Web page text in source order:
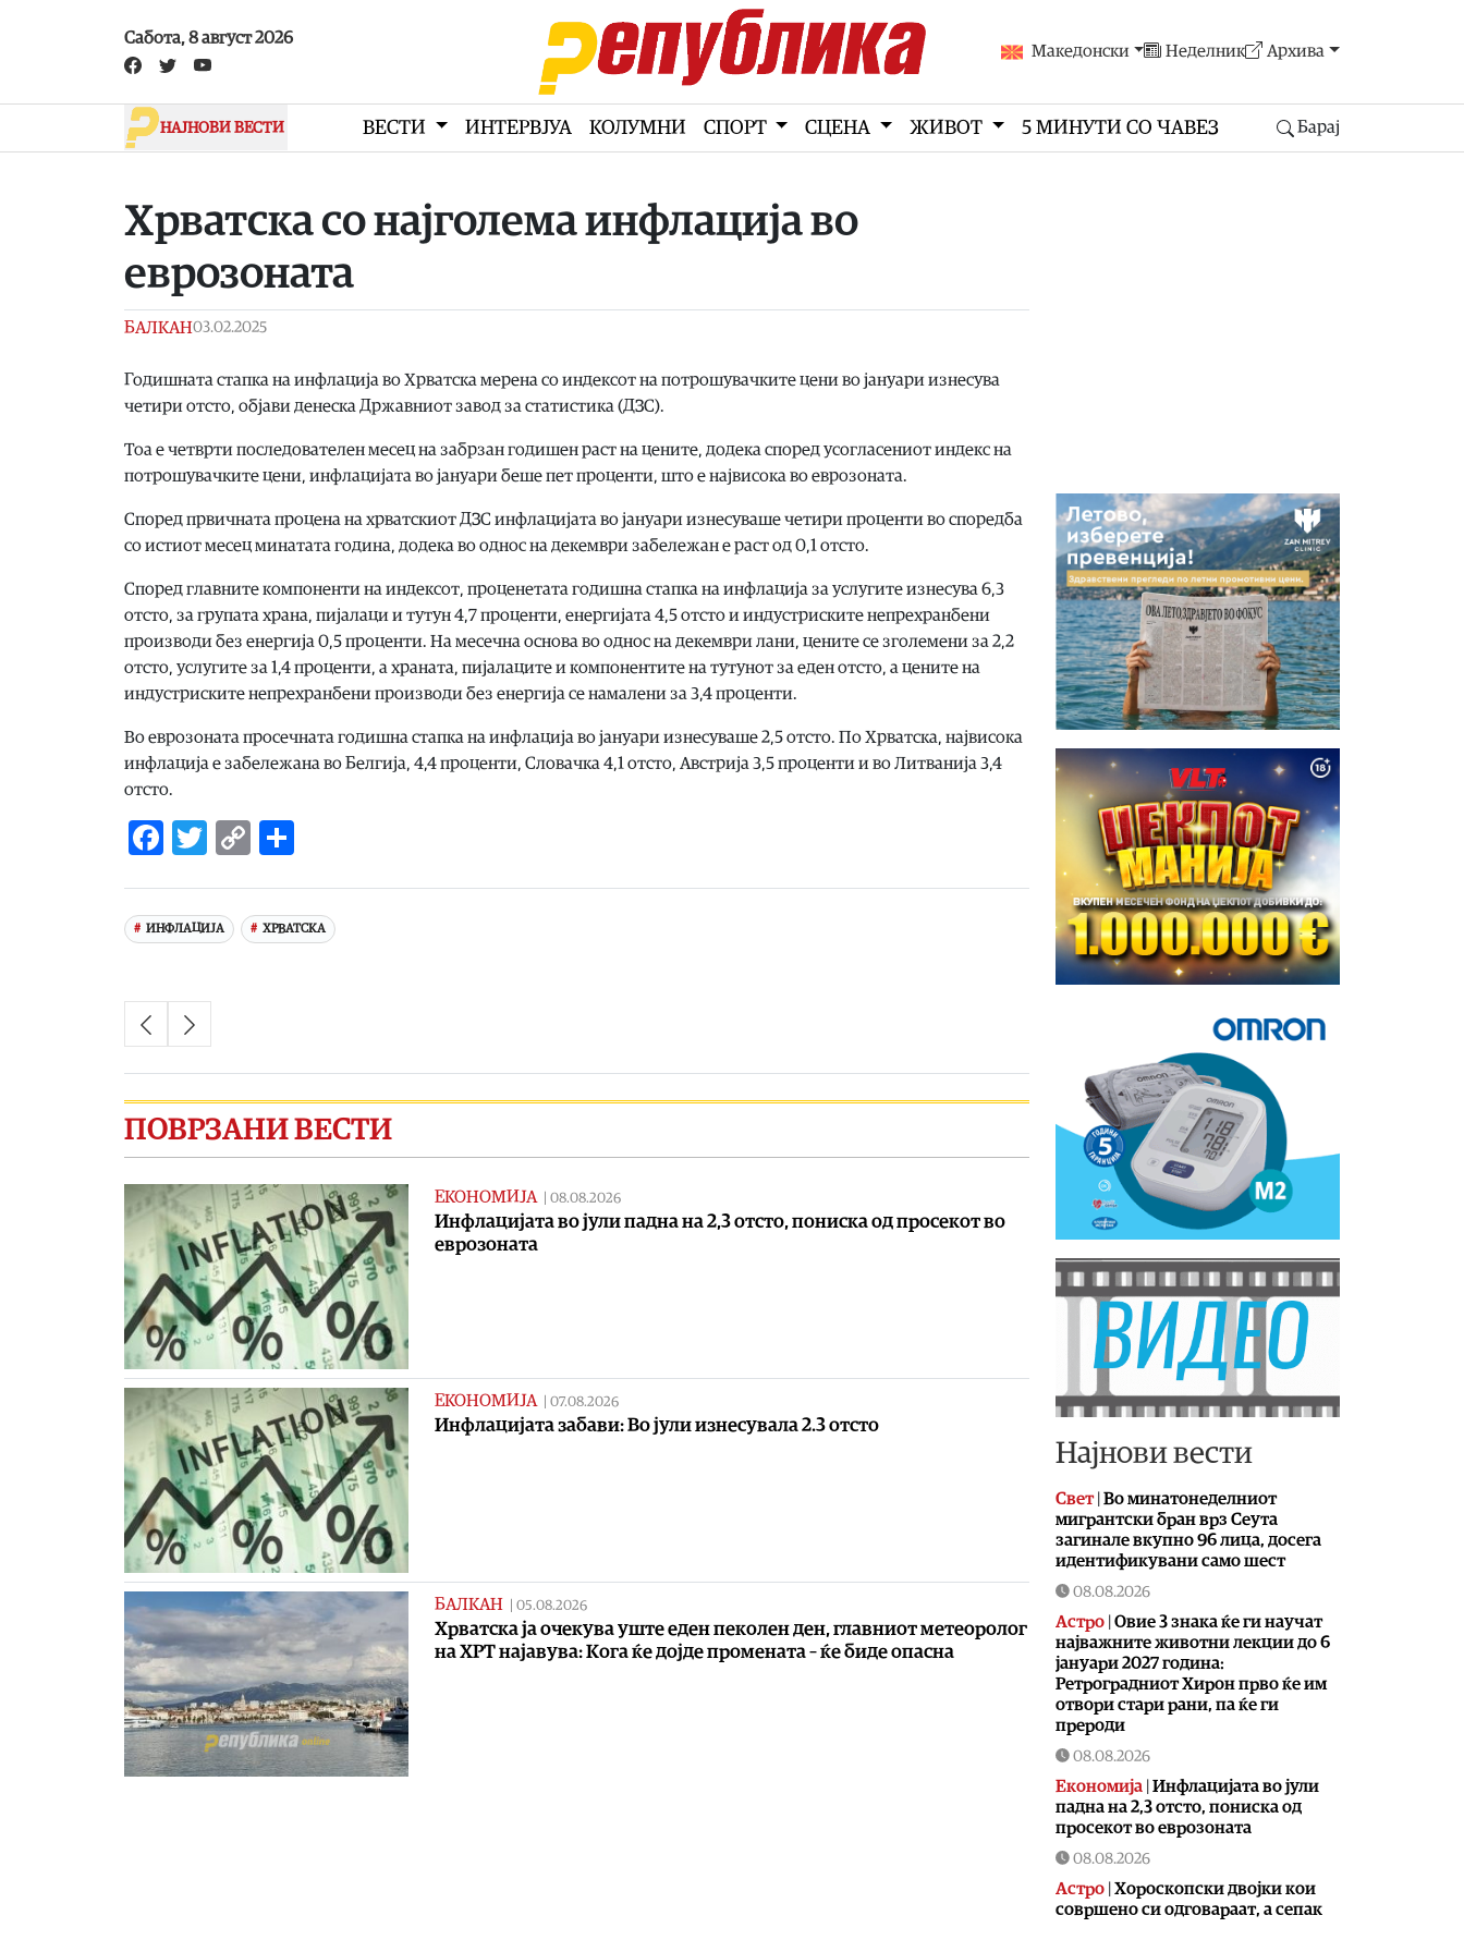
Сабота, 8 август 2026
Македонски Неделник Архива
НАЈНОВИ ВЕСТИ ВЕСТИ ИНТЕРВЈУА КОЛУМНИ СПОРТ СЦЕНА ЖИВОТ 5 МИНУТИ СО ЧАВЕЗ Барај
Хрватска со најголема инфлација во
еврозоната
БАЛКАН03.02.2025
Годишната стапка на инфлација во Хрватска мерена со индексот на потрошувачките цени во јануари изнесува
четири отсто, објави денеска Државниот завод за статистика (ДЗС).
Тоа е четврти последователен месец на забрзан годишен раст на цените, додека според усогласениот индекс на
потрошувачките цени, инфлацијата во јануари беше пет проценти, што е највисока во еврозоната.
Според првичната процена на хрватскиот ДЗС инфлацијата во јануари изнесуваше четири проценти во споредба
со истиот месец минатата година, додека во однос на декември забележан е раст од 0,1 отсто.
Според главните компоненти на индексот, проценетата годишна стапка на инфлација за услугите изнесува 6,3
отсто, за групата храна, пијалаци и тутун 4,7 проценти, енергијата 4,5 отсто и индустриските непрехранбени
производи без енергија 0,5 проценти. На месечна основа во однос на декември лани, цените се зголемени за 2,2
отсто, услугите за 1,4 проценти, а храната, пијалаците и компонентите на тутунот за еден отсто, а цените на
индустриските непрехранбени производи без енергија се намалени за 3,4 проценти.
Во еврозоната просечната годишна стапка на инфлација во јануари изнесуваше 2,5 отсто. По Хрватска, највисока
инфлација е забележана во Белгија, 4,4 проценти, Словачка 4,1 отсто, Австрија 3,5 проценти и во Литванија 3,4
отсто.
Facebook
Twitter
Copy
ИНФЛАЦИЈА ХРВАТСКА
ПОВРЗАНИ ВЕСТИ
ЕКОНОМИЈА 08.08.2026
Инфлацијата во јули падна на 2,3 отсто, пониска од просекот во
еврозоната
ЕКОНОМИЈА 07.08.2026
Инфлацијата забави: Во јули изнесувала 2.3 отсто
БАЛКАН 05.08.2026
Хрватска ја очекува уште еден пеколен ден, главниот метеоролог
на ХРТ најавува: Кога ќе дојде промената – ќе биде опасна
Најнови вести
Свет| Во минатонеделниот
мигрантски бран врз Сеута
загинале вкупно 96 лица, досега
идентификувани само шест
08.08.2026
Астро | Овие 3 знака ќе ги научат
најважните животни лекции до 6
јануари 2027 година:
Ретроградниот Хирон прво ќе им
отвори стари рани, па ќе ги
прероди
08.08.2026
Економија | Инфлацијата во јули
падна на 2,3 отсто, пониска од
просекот во еврозоната
08.08.2026
Астро | Хороскопски двојки кои
совршено си одговараат, а сепак